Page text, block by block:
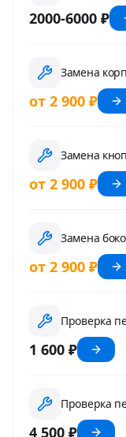
2000-6000 ₽
Замена
от 2 900 ₽
Замена
от 2 900 ₽
Замена
от 2 900 ₽
Проверка
1 600 ₽
Проверка
4 500 ₽